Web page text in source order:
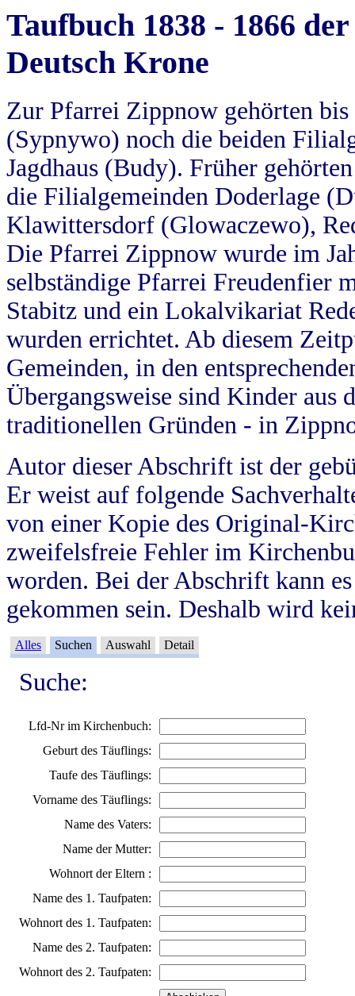
Taufbuch 1838 - 1866
Deutsch Krone
Zur Pfarrei Zippnow gehörten
(Sypnywo) noch die beiden
Jagdhaus (Budy). Früher
die Filialgemeinden Doderlage
Klawittersdorf (Glowaczewo),
Die Pfarrei Zippnow wurde im
selbständige Pfarrei Freudenfier
Stabitz und ein Lokalvikariat
wurden errichtet. Ab diesem
Gemeinden, in den
Übergangsweise sind Kinder aus
traditionellen Gründen - in
Autor dieser Abschrift ist der
Er weist auf folgende
von einer Kopie des Original-
zweifelsfreie Fehler im
worden. Bei der Abschrift kann
gekommen sein. Deshalb wird
Alles Suchen Auswahl Detail
Suche:
Lfd-Nr im Kirchenbuch:
Geburt des Täuflings:
Taufe des Täuflings:
Vorname des Täuflings:
Name des Vaters:
Name der Mutter:
Wohnort der Eltern :
Name des 1. Taufpaten:
Wohnort des 1. Taufpaten:
Name des 2. Taufpaten:
Wohnort des 2. Taufpaten: